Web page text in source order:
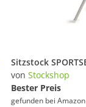
von Stockshop
Bester Preis
gefunden bei Amazon